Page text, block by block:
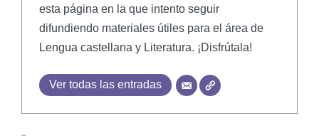
esta página en la que intento seguir
difundiendo materiales útiles para el área de
Lengua castellana y Literatura. ¡Disfrútala!
Ver todas las entradas